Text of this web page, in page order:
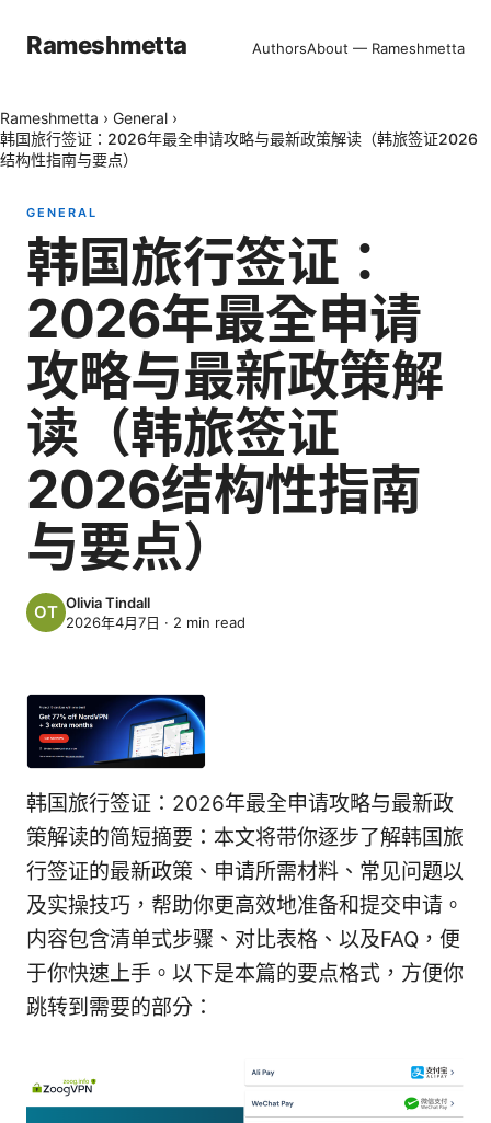
Rameshmetta AuthorsAbout — Rameshmetta
Rameshmetta › General ›
韩国旅行签证：2026年最全申请攻略与最新政策解读（韩旅签证2026
结构性指南与要点）
GENERAL
韩国旅行签证：
2026年最全申请
攻略与最新政策解
读（韩旅签证
2026结构性指南
与要点）
Olivia Tindall
2026年4月7日 · 2 min read
韩国旅行签证：2026年最全申请攻略与最新政
策解读的简短摘要：本文将带你逐步了解韩国旅
行签证的最新政策、申请所需材料、常见问题以
及实操技巧，帮助你更高效地准备和提交申请。
内容包含清单式步骤、对比表格、以及FAQ，便
于你快速上手。以下是本篇的要点格式，方便你
跳转到需要的部分：